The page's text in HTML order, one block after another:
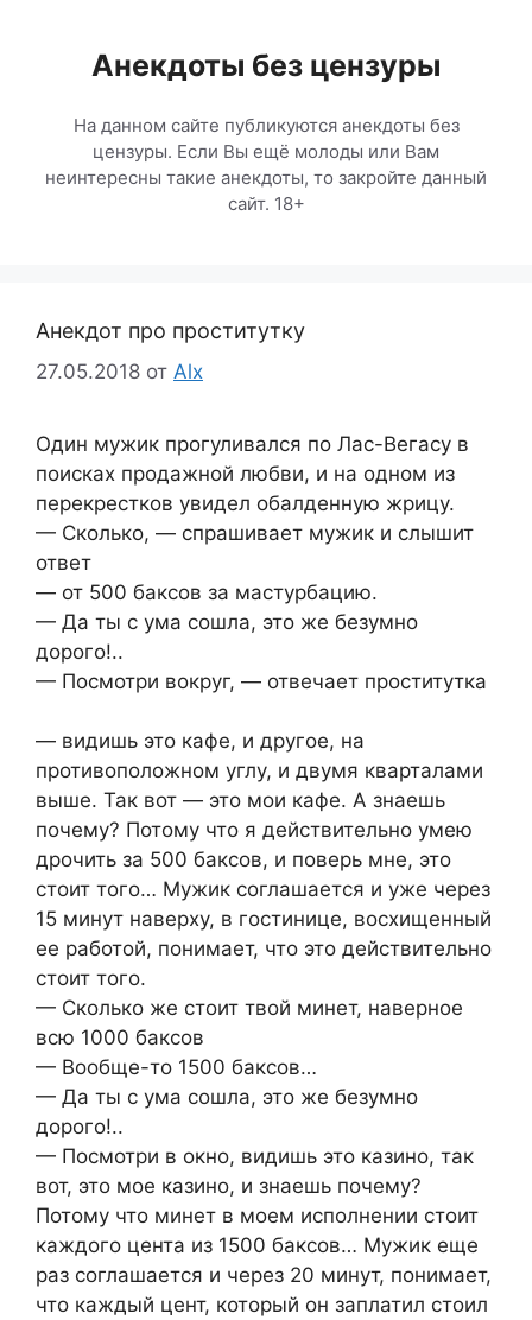
содержимомуАнекдоты без цензуры
На данном сайте публикуются анекдоты без
цензуры. Если Вы ещё молоды или Вам
неинтересны такие анекдоты, то закройте данный
сайт. 18+
Анекдот про проститутку
27.05.2018 от Alx
Один мужик прогуливался по Лас-Вегасу в
поисках продажной любви, и на одном из
перекрестков увидел обалденную жрицу.
— Сколько, — спрашивает мужик и слышит
ответ
— от 500 баксов за мастурбацию.
— Да ты с ума сошла, это же безумно
дорого!..
— Посмотри вокруг, — отвечает проститутка
— видишь это кафе, и другое, на
противоположном углу, и двумя кварталами
выше. Так вот — это мои кафе. А знаешь
почему? Потому что я действительно умею
дрочить за 500 баксов, и поверь мне, это
стоит того… Мужик соглашается и уже через
15 минут наверху, в гостинице, восхищенный
ее работой, понимает, что это действительно
стоит того.
— Сколько же стоит твой минет, наверное
всю 1000 баксов
— Вообще-то 1500 баксов…
— Да ты с ума сошла, это же безумно
дорого!..
— Посмотри в окно, видишь это казино, так
вот, это мое казино, и знаешь почему?
Потому что минет в моем исполнении стоит
каждого цента из 1500 баксов… Мужик еще
раз соглашается и через 20 минут, понимает,
что каждый цент, который он заплатил стоил